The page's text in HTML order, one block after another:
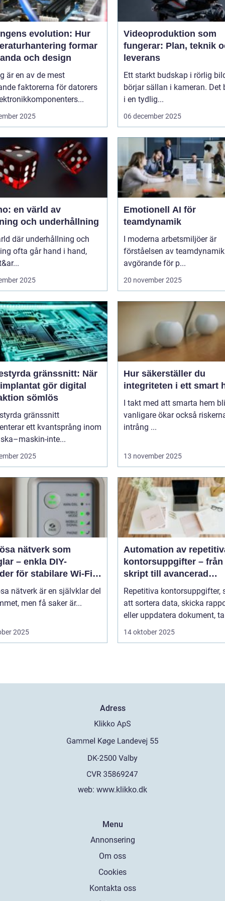
evolution: Hur
formar
och design
är en av de mest
faktorerna för datorers
2025
Videoproduktion som
fungerar: Plan, teknik
leverans
Ett starkt budskap i rörlig
börjar sällan i kameran. Det
i en tydlig...
06 december 2025
en värld av
och underhållning
där underhållning och
ofta går hand i hand,
2025
Emotionell AI för
teamdynamik
I moderna arbetsmiljöer är
förståelsen av teamdynamik
avgörande för p...
20 november 2025
gränssnitt: När
gör digital
sömlös
gränssnitt
ett kvantsprång inom
inte...
2025
Hur säkerställer du
integriteten i ett smart
I takt med att smarta hem
vanligare ökar också
intrång ...
13 november 2025
nätverk som
– enkla DIY-
för stabilare Wi-Fi i
nätverk är en självklar del
men få saker är...
2025
Automation av
kontorsuppgifter – från
skript till avancerad
programvara
Repetitiva kontorsuppgifter,
att sortera data, skicka
eller uppdatera dokument,
14 oktober 2025
Adress
web: www.klikko.dk
Menu
Annonsering
Om oss
Cookies
Kontakta oss